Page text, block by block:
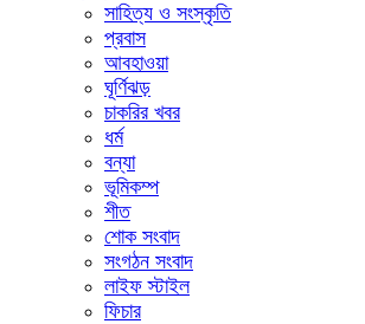
সাহিত্য ও সংস্কৃতি
প্রবাস
আবহাওয়া
ঘূর্ণিঝড়
চাকরির খবর
ধর্ম
বন্যা
ভূমিকম্প
শীত
শোক সংবাদ
সংগঠন সংবাদ
লাইফ স্টাইল
ফিচার